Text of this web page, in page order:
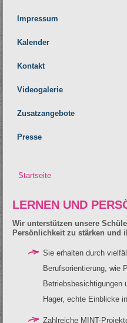
Impressum
Kalender
Kontakt
Videogalerie
Zusatzangebote
Presse
Startseite
LERNEN UND
Wir unterstützen unsere
Persönlichkeit zu stärken und
Sie erhalten durch
Berufsorientierung, wie
Betriebsbesichtigungen
Hager, echte Einblicke
Zahlreiche MINT-